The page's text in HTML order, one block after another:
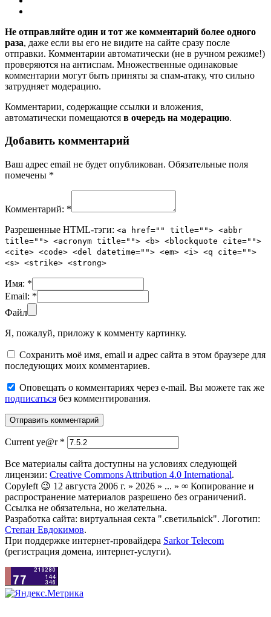
Не отправляйте один и тот же комментарий более одного
раза, даже если вы его не видите на сайте сразу после
отправки. Комментарии автоматически (не в ручном режиме!)
проверяются на антиспам. Множественные одинаковые
комментарии могут быть приняты за спам-атаку, что сильно
затрудняет модерацию.
Комментарии, содержащие ссылки и вложения,
автоматически помещаются в очередь на модерацию.
Добавить комментарий
Ваш адрес email не будет опубликован. Обязательные поля
помечены *
Комментарий: *
Разрешенные HTML-тэги: <a href="" title=""> <abbr
title=""> <acronym title=""> <b> <blockquote cite="">
<cite> <code> <del datetime=""> <em> <i> <q cite="">
<s> <strike> <strong>
Имя: *
Email: *
Файл
Я, пожалуй, приложу к комменту картинку.
Сохранить моё имя, email и адрес сайта в этом браузере для
последующих моих комментариев.
Оповещать о комментариях через e-mail. Вы можете так же
подписаться без комментирования.
Current ye@r *
Все материалы сайта доступны на условиях следующей
лицензии: Creative Commons Attribution 4.0 International.
Copyleft 😉 12 августа 2006 г. » 2026 » ... » ∞ Копирование и
распространение материалов разрешено без ограничений.
Ссылка не обязательна, но желательна.
Разработка сайта: виртуальная секта ".светильnick". Логотип:
Степан Евдокимов.
При поддержке интернет-провайдера Sarkor Telecom
(регистрация домена, интернет-услуги).